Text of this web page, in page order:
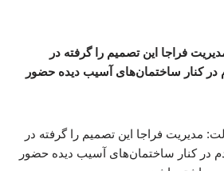
فراجا این تصمیم را گرفته در
کنار ساختمان‌های آسیب دیده حضور